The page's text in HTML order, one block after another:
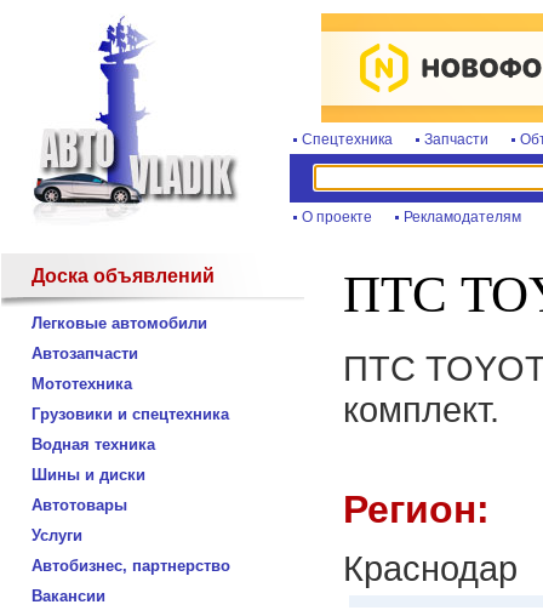
Спецтехника Запчасти
О проекте Рекламодателям
Доска объявлений
Легковые автомобили
Автозапчасти
Мототехника
Грузовики и спецтехника
Водная техника
Шины и диски
Автотовары
Услуги
Автобизнес, партнерство
Вакансии
ПТС
ПТС
комплект.
Регион:
Краснодар